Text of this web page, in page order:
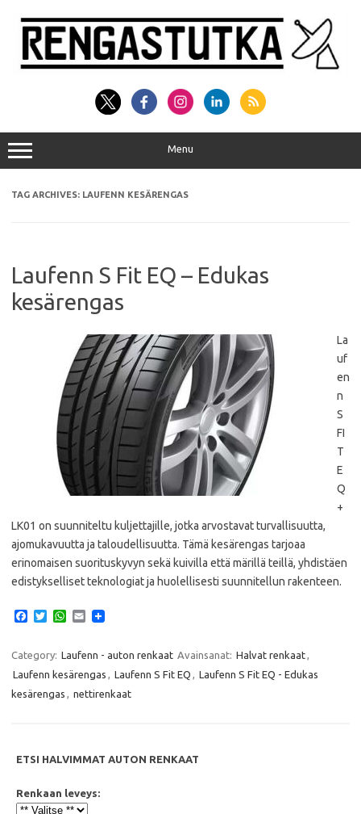
content
Menu
TAG ARCHIVES: LAUFENN KESÄRENGAS
Laufenn S Fit EQ – Edukas
kesärengas
La
uf
en
n
S
FI
T
E
Q
+
LK01 on suunniteltu kuljettajille, jotka arvostavat turvallisuutta,
ajomukavuutta ja taloudellisuutta. Tämä kesärengas tarjoaa
erinomaisen suorituskyvyn sekä kuivilla että märillä teillä, yhdistäen
edistykselliset teknologiat ja huolellisesti suunnitellun rakenteen.
e
b
o
o
T
t
e
r
W
t
s
A
p
E
i
Category: Laufenn - auton renkaat Avainsanat: Halvat renkaat
Laufenn kesärengas
Laufenn S Fit EQ
Laufenn S Fit EQ - Edukas
kesärengas
nettirenkaat
ETSI HALVIMMAT AUTON RENKAAT
Renkaan leveys: